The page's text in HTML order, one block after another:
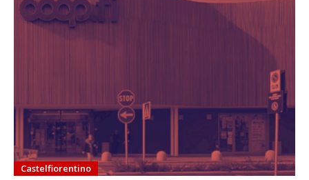
Castelfiorentino